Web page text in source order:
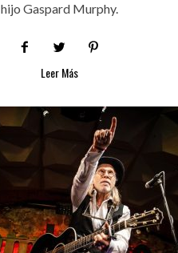
hijo Gaspard Murphy.
Leer Más